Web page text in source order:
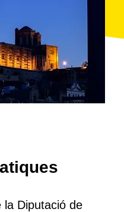
la Diputació de